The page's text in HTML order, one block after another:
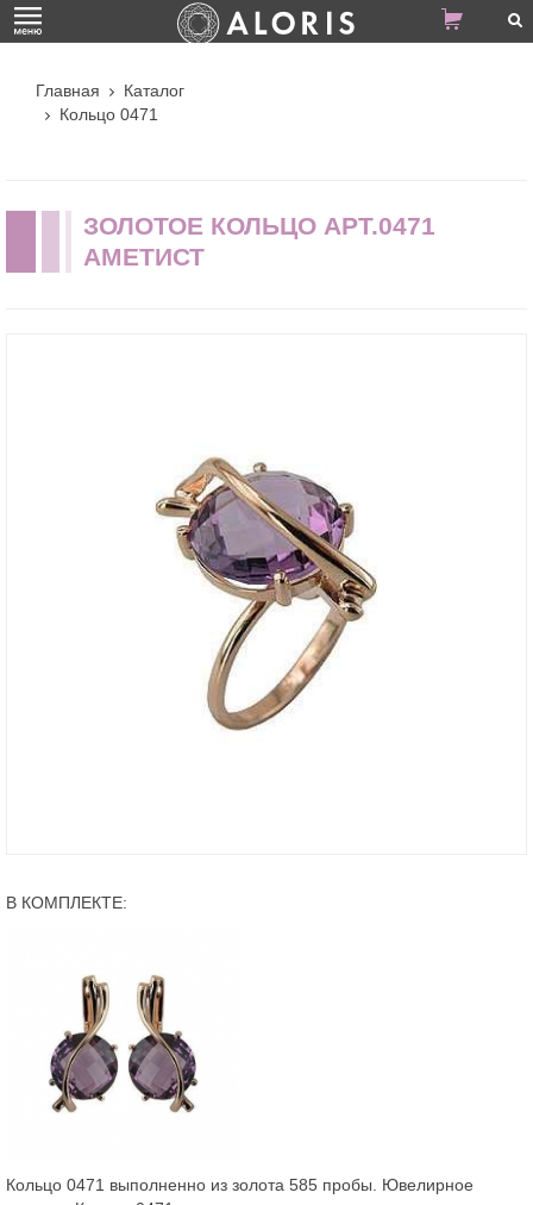
Главная
Каталог
Кольцо 0471
ЗОЛОТОЕ КОЛЬЦО АРТ.0471
АМЕТИСТ
В КОМПЛЕКТЕ:
Кольцо 0471 выполненно из золота 585 пробы. Ювелирное